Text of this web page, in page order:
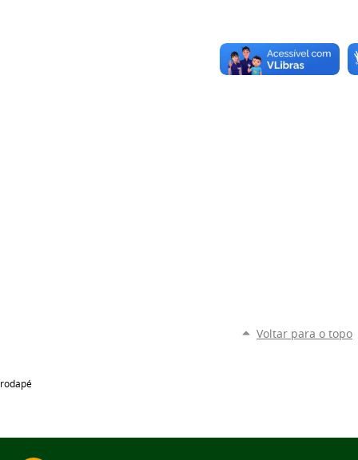
Voltar para o topo
rodapé